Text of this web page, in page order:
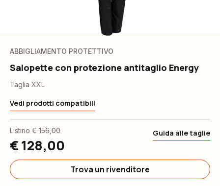
ABBIGLIAMENTO PROTETTIVO
Salopette con protezione antitaglio Energy
Taglia XXL
Vedi prodotti compatibili
Listino € 156,00
€ 128,00
Guida alle taglie
Trova un rivenditore